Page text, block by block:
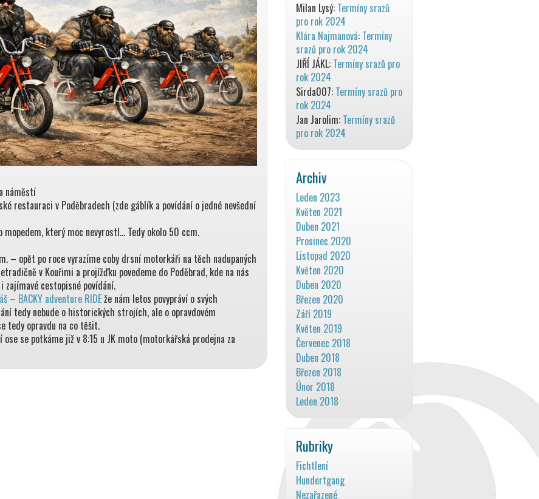
náměstí
restauraci v Poděbradech (zde gáblík a povídání o jedné nevšední
mopedem, který moc nevyrostl… Tedy okolo 50 ccm.
– opět po roce vyrazíme coby drsní motorkáři na těch nadupaných
v Kouřimi a projížďku povedeme do Poděbrad, kde na nás
cestopisné povídání.
– BACKY adventure RIDEže nám letos povypráví o svých
tedy nebude o historických strojích, ale o opravdovém
tedy opravdu na co těšit.
se potkáme již v 8:15 u JK moto (motorkářská prodejna za
Milan Lysý: Termíny srazů
pro rok 2024
Klára Najmanová: Termíny
srazů pro rok 2024
JIŘÍ JÁKL: Termíny srazů pro
rok 2024
Sirda007: Termíny srazů pro
rok 2024
Jan Jarolim: Termíny srazů
pro rok 2024
Archiv
Leden 2023
Květen 2021
Duben 2021
Prosinec 2020
Listopad 2020
Květen 2020
Duben 2020
Březen 2020
Září 2019
Květen 2019
Červenec 2018
Duben 2018
Březen 2018
Únor 2018
Leden 2018
Rubriky
Fichtlení
Hundertgang
Nezařazené